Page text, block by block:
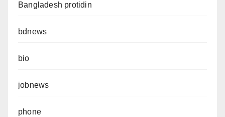
Bangladesh protidin
bdnews
bio
jobnews
phone